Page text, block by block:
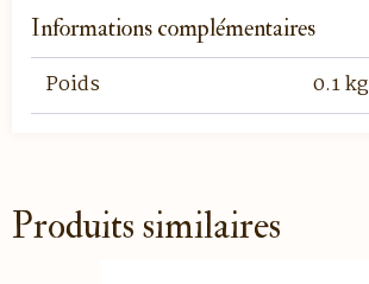
Informations complémentaires
Poids 0.1 kg
Produits similaires